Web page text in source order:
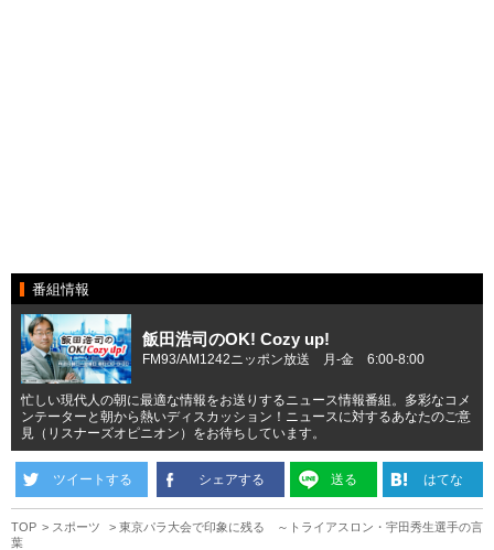
番組情報
飯田浩司のOK! Cozy up!
FM93/AM1242ニッポン放送 月-金 6:00-8:00
忙しい現代人の朝に最適な情報をお送りするニュース情報番組。多彩なコメ
ンテーターと朝から熱いディスカッション！ニュースに対するあなたのご意
見（リスナーズオピニオン）をお待ちしています。
ツイートする シェアする 送る はてな
TOP スポーツ
東京パラ大会で印象に残る ～トライアスロン・宇田秀生選手の言
葉